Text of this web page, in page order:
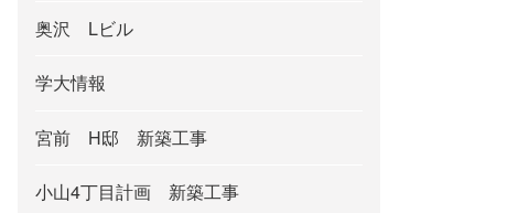
奥沢 Lビル
学大情報
宮前 H邸 新築工事
小山4丁目計画 新築工事